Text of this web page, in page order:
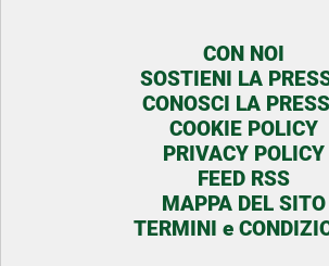
CON NOI
SOSTIENI LA
CONOSCI LA
COOKIE POLICY
PRIVACY POLICY
FEED RSS
MAPPA DEL SITO
TERMINI e